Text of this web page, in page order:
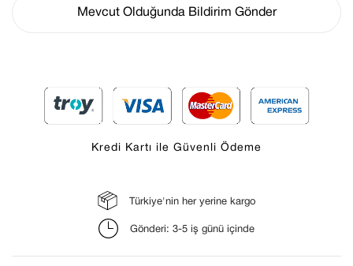
Mevcut Olduğunda Bildirim Gönder
Kredi Kartı ile Güvenli Ödeme
Türkiye'nin her yerine kargo
Gönderi: 3-5 iş günü içinde